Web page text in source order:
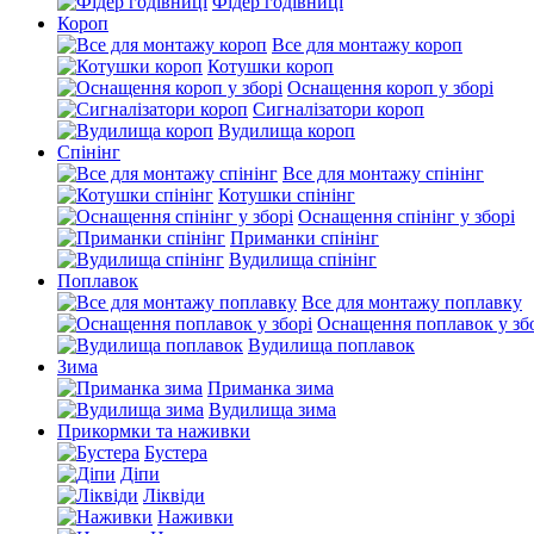
Короп
Все для монтажу короп
Котушки короп
Оснащення короп у зборі
Сигналізатори короп
Вудилища короп
Спінінг
Все для монтажу спінінг
Котушки спінінг
Оснащення спінінг у зборі
Приманки спінінг
Вудилища спінінг
Поплавок
Все для монтажу поплавку
Оснащення поплавок у
Вудилища поплавок
Зима
Приманка зима
Вудилища зима
Прикормки та наживки
Бустера
Діпи
Ліквіди
Наживки